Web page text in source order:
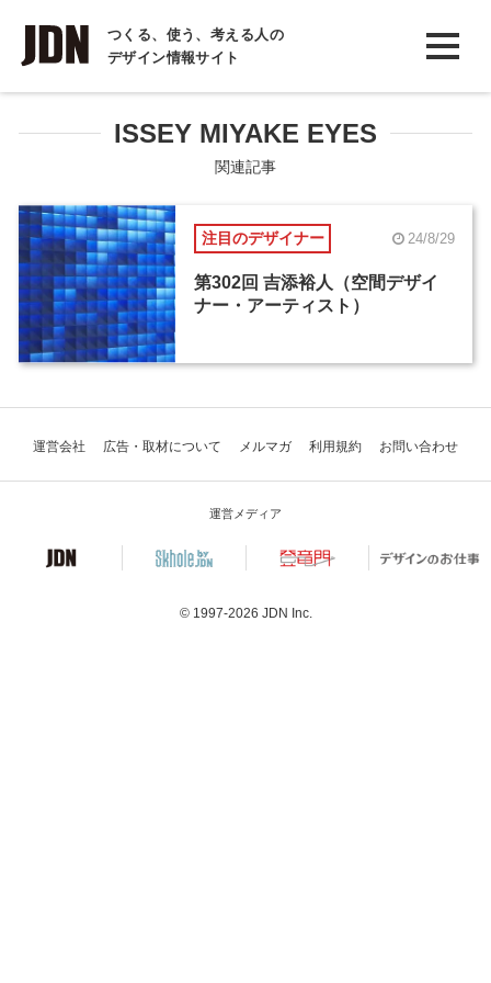
つくる、使う、考える人の
デザイン情報サイト
INTERVIEW
インタビュー
REPORT
COLUMN
コラム
ISSEY MIYAKE EYES
関連記事
注目のデザイナー 24/8/29
第302回 吉添裕人（空間デザイ
ナー・アーティスト）
運営会社 広告・取材について メルマガ 利用規約 お問い合わせ
運営メディア
© 1997-2026 JDN Inc.